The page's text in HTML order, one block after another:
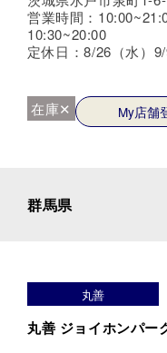
営業時間：
10:30~20:00
定休日：8/26（水）9/
在庫✕ My店舗
群馬県
丸善
丸善 ジョイホンパー